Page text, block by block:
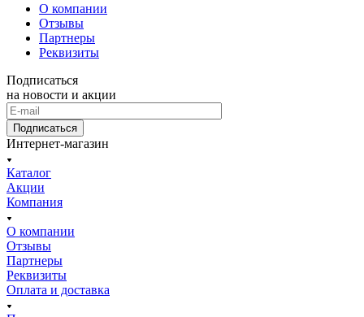
О компании
Отзывы
Партнеры
Реквизиты
Подписаться
на новости и акции
Подписаться
Интернет-магазин
Каталог
Акции
Компания
О компании
Отзывы
Партнеры
Реквизиты
Оплата и доставка